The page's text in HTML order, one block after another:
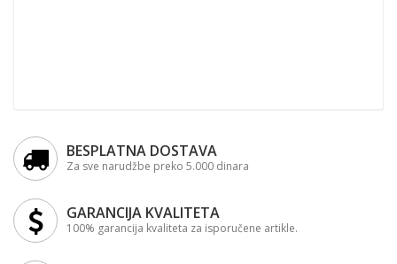
BESPLATNA DOSTAVA
Za sve narudžbe preko 5.000 dinara
GARANCIJA KVALITETA
100% garancija kvaliteta za isporučene artikle.